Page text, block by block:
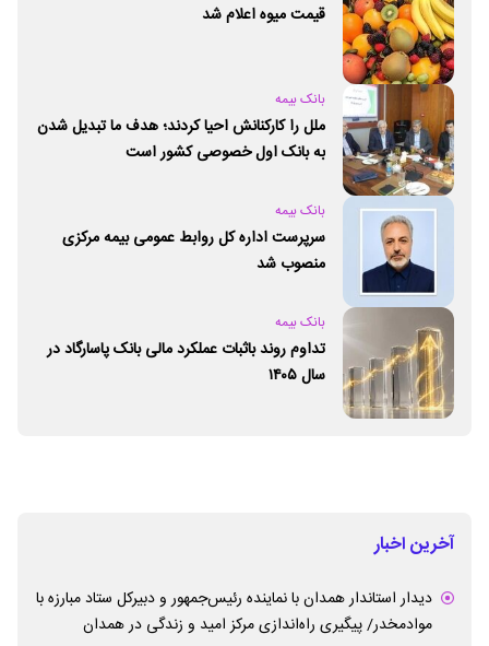
قیمت میوه اعلام شد
بانک بیمه
ملل را کارکنانش احیا کردند؛ هدف ما تبدیل شدن
به بانک اول خصوصی کشور است
بانک بیمه
سرپرست اداره کل روابط عمومی بیمه مرکزی
منصوب شد
بانک بیمه
تداوم روند باثبات عملکرد مالی بانک پاسارگاد در
سال ۱۴۰۵
آخرین اخبار
دیدار استاندار همدان با نماینده رئیس‌جمهور و دبیرکل ستاد مبارزه با
موادمخدر/ پیگیری راه‌اندازی مرکز امید و زندگی در همدان